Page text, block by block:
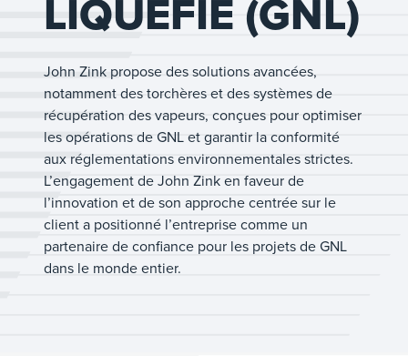
LIQUÉFIÉ (GNL)
John Zink propose des solutions avancées,
notamment des torchères et des systèmes de
récupération des vapeurs, conçues pour optimiser
les opérations de GNL et garantir la conformité
aux réglementations environnementales strictes.
L’engagement de John Zink en faveur de
l’innovation et de son approche centrée sur le
client a positionné l’entreprise comme un
partenaire de confiance pour les projets de GNL
dans le monde entier.